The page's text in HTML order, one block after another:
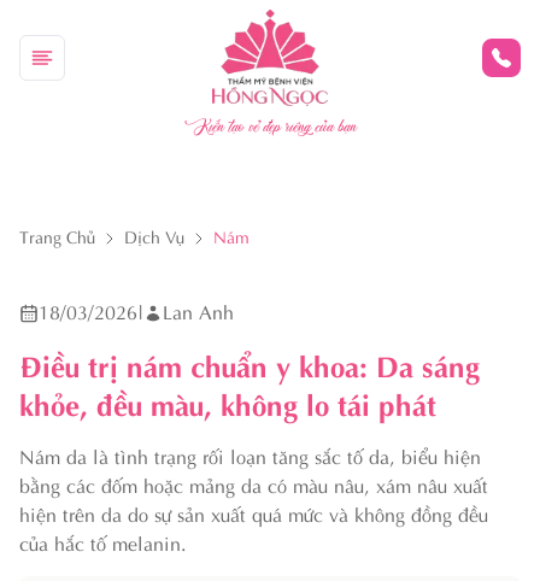
Kiến tạo vẻ đẹp riêng của bạn
Trang Chủ Dịch Vụ Nám
18/03/2026| Lan Anh
Điều trị nám chuẩn y khoa: Da sáng
khỏe, đều màu, không lo tái phát
Nám da là tình trạng rối loạn tăng sắc tố da, biểu hiện
bằng các đốm hoặc mảng da có màu nâu, xám nâu xuất
hiện trên da do sự sản xuất quá mức và không đồng đều
của hắc tố melanin.